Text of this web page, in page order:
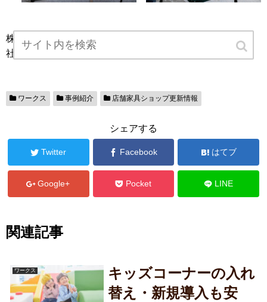
株式会社ワークスでは、ゴルフコンペやバーベキューなど
社員同士のイベントもたくさん行っております。
ワークス 事例紹介 店舗家具ショップ更新情報
シェアする
Twitter Facebook はてブ
Google+ Pocket LINE
関連記事
ワークス
キッズコーナーの入れ
替え・新規導入も安